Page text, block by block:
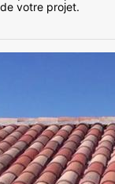
votre projet.